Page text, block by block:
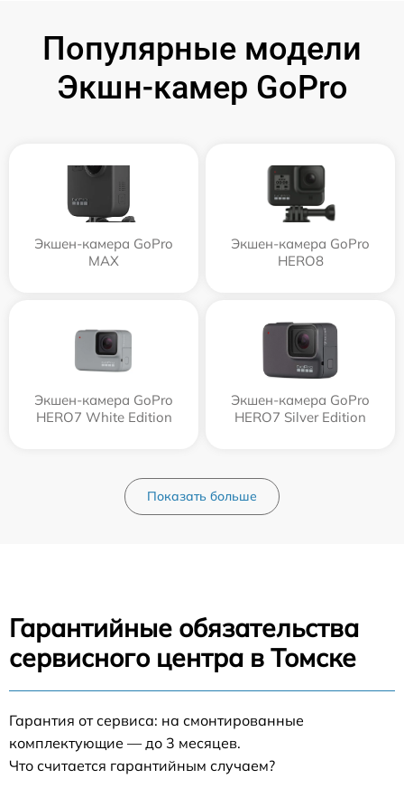
Популярные модели
Экшн-камер GoPro
Экшен-камера GoPro
MAX
Экшен-камера GoPro
HERO8
Экшен-камера GoPro
HERO7 White Edition
Экшен-камера GoPro
HERO7 Silver Edition
Показать больше
Гарантийные обязательства
сервисного центра в Томске
Гарантия от сервиса: на смонтированные
комплектующие — до 3 месяцев.
Что считается гарантийным случаем?